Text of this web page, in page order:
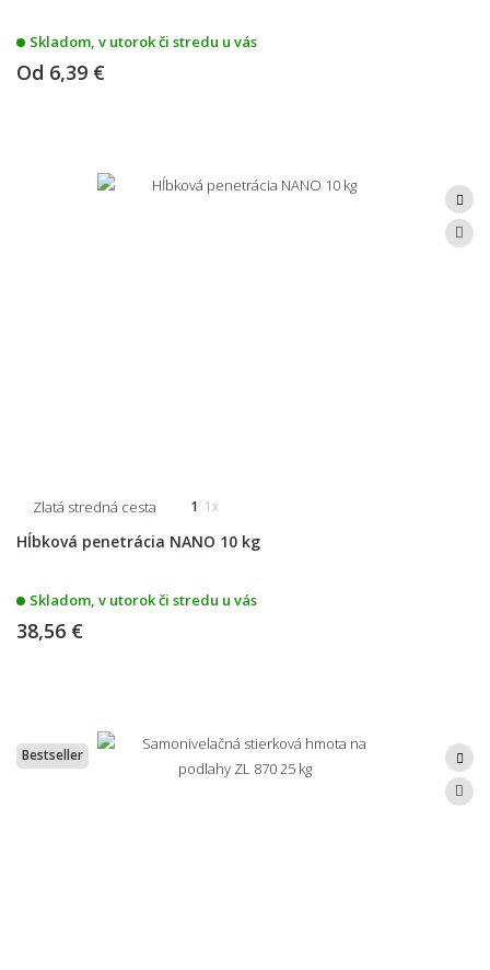
Skladom, v utorok či stredu u vás
Od 6,39 €
Zlatá stredná cesta 1 1x
Hĺbková penetrácia NANO 10 kg
Skladom, v utorok či stredu u vás
38,56 €
Bestseller